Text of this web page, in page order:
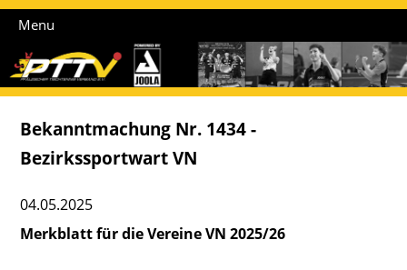
Menu
Bekanntmachung Nr. 1434 -
Bezirkssportwart VN
04.05.2025
Merkblatt für die Vereine VN 2025/26